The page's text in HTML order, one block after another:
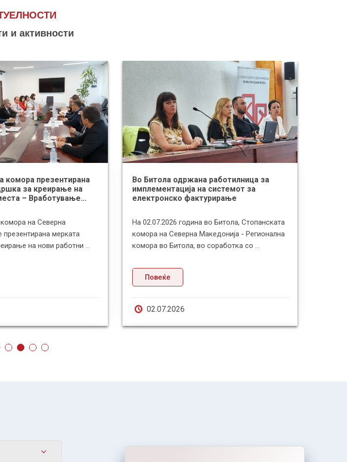
и активности
комора презентирана
за креирање на
– Вработување...
на Северна
мерката
на нови работни ...
Во Битола одржана работилница за
имплементација на системот за
електронско фактурирање
На 02.07.2026 година во Битола, Стопанската
комора на Северна Македонија - Регионална
комора во Битола, во соработка со ...
Повеќе
02.07.2026